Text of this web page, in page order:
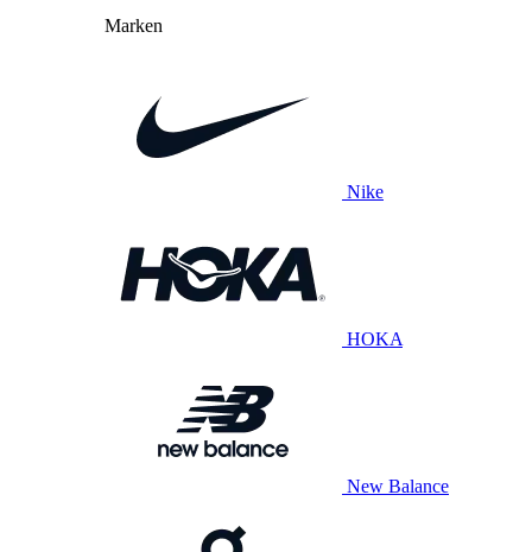
Marken
Nike
HOKA
New Balance